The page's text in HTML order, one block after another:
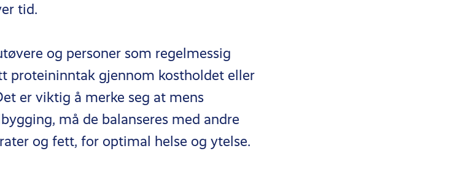
tid.
og personer som regelmessig
proteininntak gjennom kostholdet eller
er viktig å merke seg at mens
må de balanseres med andre
og fett, for optimal helse og ytelse.